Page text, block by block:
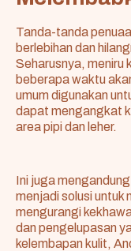
Tanda-tanda
berlebihan dan
Seharusnya, meniru
beberapa waktu
umum digunakan
dapat mengangkat
area pipi dan leher.
Ini juga
menjadi solusi untuk
mengurangi
dan pengelupasan
kelembapan kulit,